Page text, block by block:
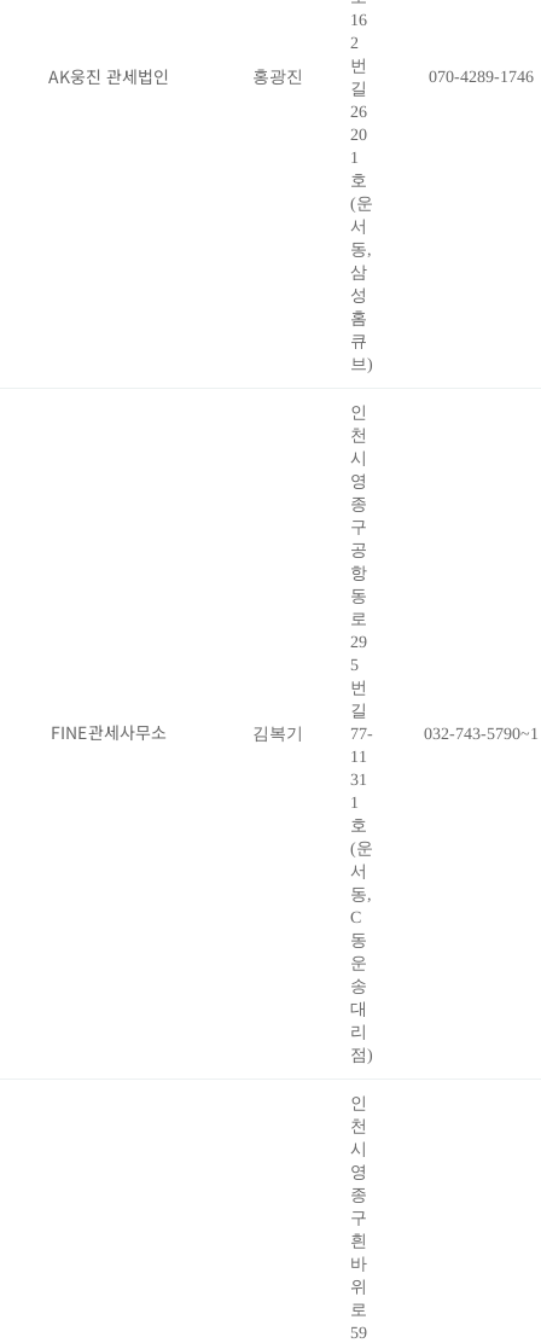
AK웅진 관세법인 홍광진
16
2
번
길
26
20
1
호
(운
서
동,
삼
성
홈
큐
브)
070-4289-1746
FINE관세사무소 김복기
인
천
시
영
종
구
공
항
동
로
29
5
번
길
77-
11
31
1
호
(운
서
동,
C
동
운
송
대
리
점)
032-743-5790~1
인
천
시
영
종
구
흰
바
위
로
59